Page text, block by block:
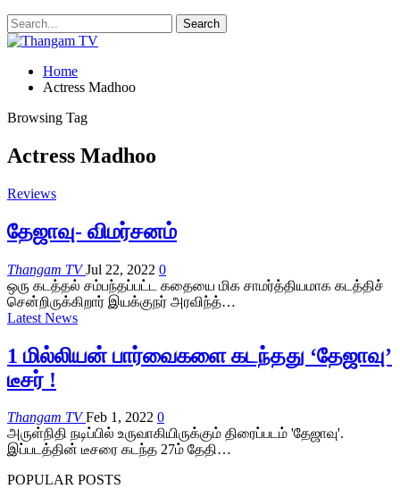
Home
Actress Madhoo
Browsing Tag
Actress Madhoo
Reviews
தேஜாவு- விமர்சனம்
Thangam TVJul 22, 2022 0
ஒரு கடத்தல் சம்பந்தப்பட்ட கதையை மிக சாமர்த்தியமாக கடத்திச்
சென்றிருக்கிறார் இயக்குநர் அரவிந்த்…
Latest News
1 மில்லியன் பார்வைகளை கடந்தது ‘தேஜாவு’
டீசர் !
Thangam TVFeb 1, 2022 0
அருள்நிதி நடிப்பில் உருவாகியிருக்கும் திரைப்படம் 'தேஜாவு'.
இப்படத்தின் டீசரை கடந்த 27ம் தேதி…
POPULAR POSTS